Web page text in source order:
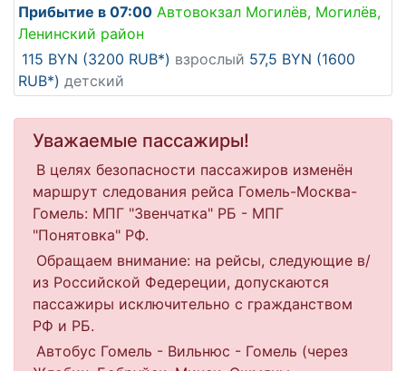
Прибытие в 07:00 Автовокзал Могилёв, Могилёв,
Ленинский район
115 BYN (3200 RUB*) взрослый 57,5 BYN (1600
RUB*) детский
Уважаемые пассажиры!
В целях безопасности пассажиров изменён
маршрут следования рейса Гомель-Москва-
Гомель: МПГ "Звенчатка" РБ - МПГ
"Понятовка" РФ.
Обращаем внимание: на рейсы, следующие в/
из Российской Федереции, допускаются
пассажиры исключительно с гражданством
РФ и РБ.
Автобус Гомель - Вильнюс - Гомель (через